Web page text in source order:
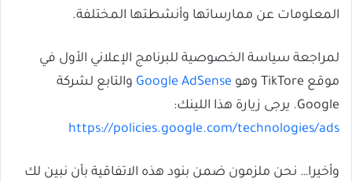
المعلومات عن ممارساتها وأنشطتها المختلفة.
لمراجعة سياسة الخصوصية للبرنامج الإعلاني الأول في
موقع TikTore وهو
Google AdSense والتابع لشركة
Google. يرجى زيارة هذا اللينك:
https://policies.google.com/technologies/ads
وأخيرا… نحن ملزمون ضمن بنود هذه الاتفاقية بأن نبين لك